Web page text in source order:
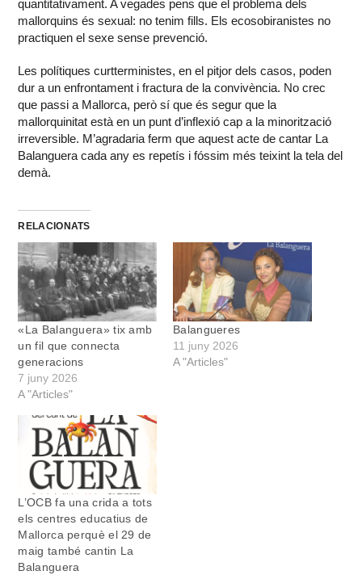
quantitativament. A vegades pens que el problema dels
mallorquins és sexual: no tenim fills. Els ecosobiranistes no
practiquen el sexe sense prevenció.
Les polítiques curtterministes, en el pitjor dels casos, poden
dur a un enfrontament i fractura de la convivència. No crec
que passi a Mallorca, però sí que és segur que la
mallorquinitat està en un punt d’inflexió cap a la minorització
irreversible. M’agradaria ferm que aquest acte de cantar La
Balanguera cada any es repetís i fóssim més teixint la tela del
demà.
RELACIONATS
«La Balanguera» tix amb
un fil que connecta
generacions
7 juny 2026
A "Articles"
Balangueres
11 juny 2026
A "Articles"
L’OCB fa una crida a tots
els centres educatius de
Mallorca perquè el 29 de
maig també cantin La
Balanguera